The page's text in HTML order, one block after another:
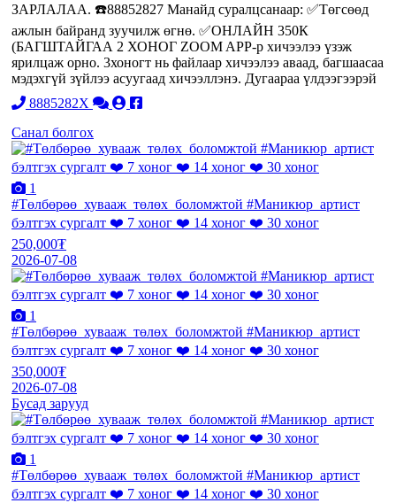
ЗАРЛАЛАА. ☎️88852827 Манайд суралцсанаар: ✅Төгсөөд
ажлын байранд зуучилж өгнө. ✅ОНЛАЙН 350К
(БАГШТАЙГАА 2 ХОНОГ ZOOM APP-р хичээлээ үзэж
ярилцаж орно. 3хоногт нь файлаар хичээлээ аваад, багшаасаа
мэдэхгүй зүйлээ асуугаад хичээллэнэ. Дугаараа үлдээгээрэй
8885282X
Санал болгох
1
#Төлбөрөө_хувааж_төлөх_боломжтой #Маникюр_артист
бэлтгэх сургалт ❤️ 7 хоног ❤️ 14 хоног ❤️ 30 хоног
250,000₮
2026-07-08
1
#Төлбөрөө_хувааж_төлөх_боломжтой #Маникюр_артист
бэлтгэх сургалт ❤️ 7 хоног ❤️ 14 хоног ❤️ 30 хоног
350,000₮
2026-07-08
Бусад зарууд
1
#Төлбөрөө_хувааж_төлөх_боломжтой #Маникюр_артист
бэлтгэх сургалт ❤️ 7 хоног ❤️ 14 хоног ❤️ 30 хоног